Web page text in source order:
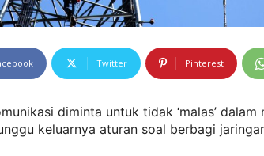
Twitter Pinterest
diminta untuk tidak ‘malas’ dalam
keluarnya aturan soal berbagi